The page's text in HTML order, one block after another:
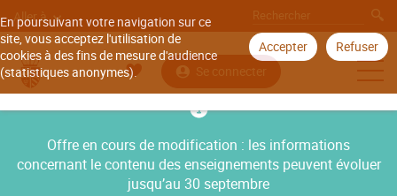
En poursuivant votre navigation sur ce
site, vous acceptez l'utilisation de
cookies à des fins de mesure d'audience
(statistiques anonymes).
Accepter Refuser
Aller à
Se connecter
Offre en cours de modification : les informations
concernant le contenu des enseignements peuvent évoluer
jusqu’au 30 septembre